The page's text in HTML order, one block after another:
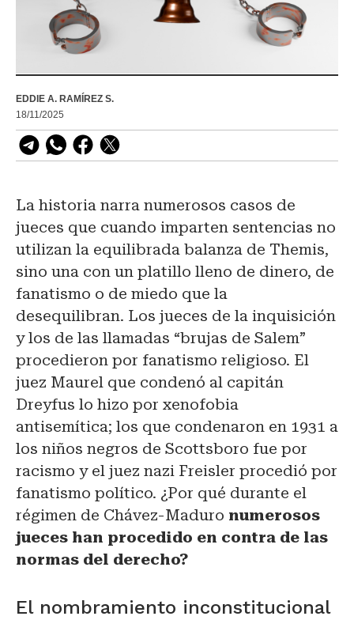
EDDIE A. RAMÍREZ S.
18/11/2025
La historia narra numerosos casos de
jueces que cuando imparten sentencias no
utilizan la equilibrada balanza de Themis,
sino una con un platillo lleno de dinero, de
fanatismo o de miedo que la
desequilibran. Los jueces de la inquisición
y los de las llamadas “brujas de Salem”
procedieron por fanatismo religioso. El
juez Maurel que condenó al capitán
Dreyfus lo hizo por xenofobia
antisemítica; los que condenaron en 1931 a
los niños negros de Scottsboro fue por
racismo y el juez nazi Freisler procedió por
fanatismo político. ¿Por qué durante el
régimen de Chávez-Maduro numerosos
jueces han procedido en contra de las
normas del derecho?
El nombramiento inconstitucional